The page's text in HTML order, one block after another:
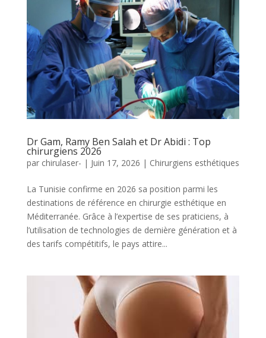
Dr Gam, Ramy Ben Salah et Dr Abidi : Top
chirurgiens 2026
par chirulaser- | Juin 17, 2026 | Chirurgiens esthétiques
La Tunisie confirme en 2026 sa position parmi les
destinations de référence en chirurgie esthétique en
Méditerranée. Grâce à l’expertise de ses praticiens, à
l’utilisation de technologies de dernière génération et à
des tarifs compétitifs, le pays attire...